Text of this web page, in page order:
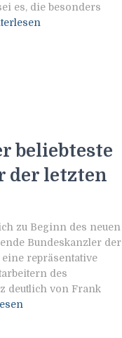
es, die besonders
beliebteste
der letzten
zu Beginn des neuen
Bundeskanzler der
repräsentative
des
deutlich von Frank